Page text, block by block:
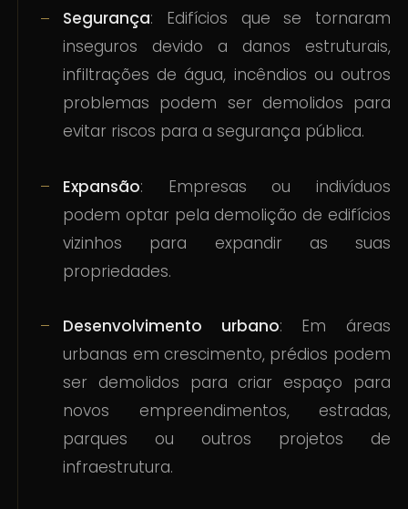
Segurança: Edifícios que se tornaram
inseguros devido a danos estruturais,
infiltrações de água, incêndios ou outros
problemas podem ser demolidos para
evitar riscos para a segurança pública.
Expansão: Empresas ou indivíduos
podem optar pela demolição de edifícios
vizinhos para expandir as suas
propriedades.
Desenvolvimento urbano: Em áreas
urbanas em crescimento, prédios podem
ser demolidos para criar espaço para
novos empreendimentos, estradas,
parques ou outros projetos de
infraestrutura.